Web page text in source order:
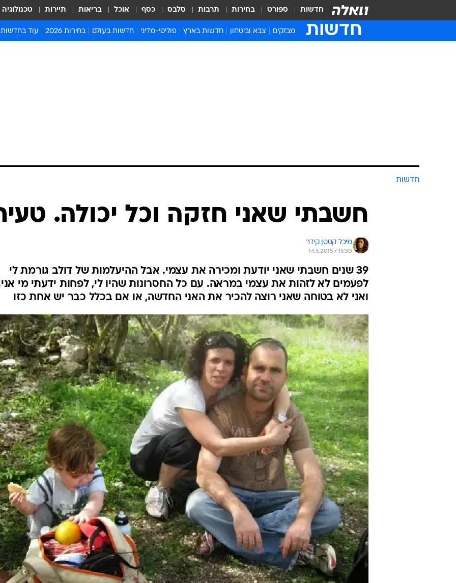
חדשות ספורט בחירות תרבות סלבס כסף אוכל בריאות תיירות טכנולוגיה
חדשות מבזקים צבא וביטחון חדשות בארץ פוליטי-מדיני חדשות בעולם בחירות 2026 עוד בחדשות
חדשות
חדשות
חשבתי שאני חזקה וכל יכולה.
מיכל קסטן קידר
14.5.2015 / 15:30
39 שנים חשבתי שאני יודעת ומכירה את עצמי. אבל ההיעלמות של דולב גורמת לי
לפעמים לא לזהות את עצמי במראה. עם כל החסרונות שהיו לי, לפחות ידעתי מי
ואני לא בטוחה שאני רוצה להכיר את האני החדשה, או אם בכלל כבר יש אחת כזו